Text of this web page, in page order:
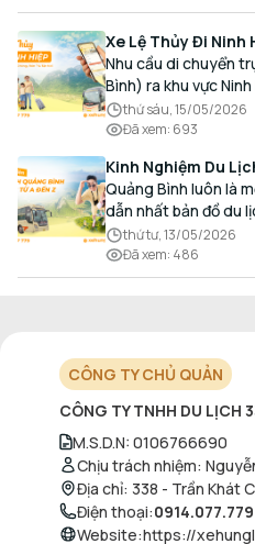
Xe Lệ Thủy Đi Ninh
Đón Trả Tận Nơi
Nhu cầu di chuyển
Bình) ra khu vực
càng gia tăng, đặc
nhu cầu giao thương,
thứ sáu, 15/05/2026
Đã xem: 693
Kinh Nghiệm Du
Đến Z Chi Tiết Nhất
Quảng Bình luôn là
dẫn nhất bản đồ du
thống hang động kỳ
nét ẩm thực đậm đà
thứ tư, 13/05/2026
Đã xem: 486
CÔNG TY CHỦ QUẢN
CÔNG TY TNHH DU LỊCH
M.S.D.N: 0106766690
Chịu trách nhiệm:
Địa chỉ: 338 - Trần Khát
Điện thoại:0914.077.779
Website:https://